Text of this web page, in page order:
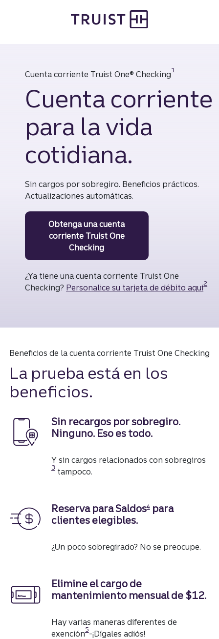
Cuenta corriente Truist One® Checking1
Cuenta corriente
para la vida
cotidiana.
Sin cargos por sobregiro. Beneficios prácticos.
Actualizaciones automáticas.
Obtenga una cuenta
corriente Truist One
Checking
¿Ya tiene una cuenta corriente Truist One
Checking? Personalice su tarjeta de débito aquí2
Beneficios de la cuenta corriente Truist One Checking
La prueba está en los
beneficios.
Sin recargos por sobregiro.
Ninguno. Eso es todo.
Y sin cargos relacionados con sobregiros
3tampoco.
Reserva para Saldos4para
clientes elegibles.
¿Un poco sobregirado? No se preocupe.
Elimine el cargo de
mantenimiento mensual de $12.
Hay varias maneras diferentes de
exención
Divulgación
5-¡Dígales adiós!